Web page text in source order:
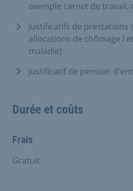
exemple carnet de travail,
Justificatifs de prestations
allocations de chômage I
maladie)
Justificatif de pension
Durée et coûts
Frais
Gratuit